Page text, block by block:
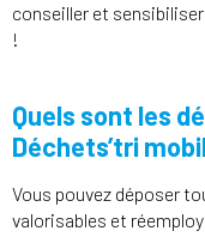
conseiller et
!
Quels sont les
Déchets’tri
Vous pouvez déposer
valorisables et